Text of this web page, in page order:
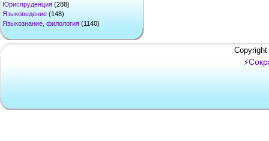
Юриспруденция (288)
Языковедение (148)
Языкознание, филология (1140)
⚡